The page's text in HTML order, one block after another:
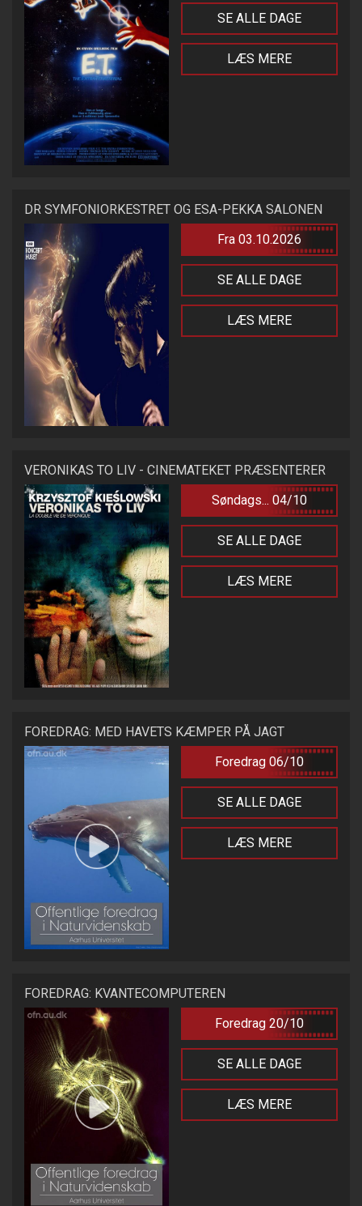
SE ALLE DAGE
LÆS MERE
DR SYMFONIORKESTRET OG ESA-PEKKA SALONEN
Fra 03.10.2026
SE ALLE DAGE
LÆS MERE
VERONIKAS TO LIV - CINEMATEKET PRÆSENTERER
Søndags... 04/10
SE ALLE DAGE
LÆS MERE
FOREDRAG: MED HAVETS KÆMPER PÅ JAGT
Foredrag 06/10
SE ALLE DAGE
LÆS MERE
FOREDRAG: KVANTECOMPUTEREN
Foredrag 20/10
SE ALLE DAGE
LÆS MERE